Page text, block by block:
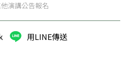
演講公告報名
用LINE傳送